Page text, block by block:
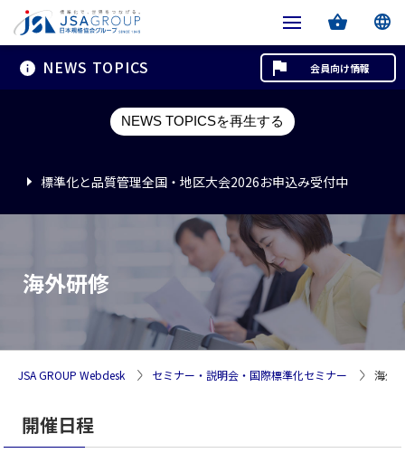
NEWS TOPICS
NEWS TOPICSを再生する
標準化と品質管理全国・地区大会2026お申込み受付中
標準化と品質管理全国・地区大会2026お申込み受付中
標準化と品質管理全国・地区大会2026お申込み受付中
会員向け情報
海外研修
JSA GROUP Webdesk セミナー・説明会・国際標準化セミナー 海外
開催日程